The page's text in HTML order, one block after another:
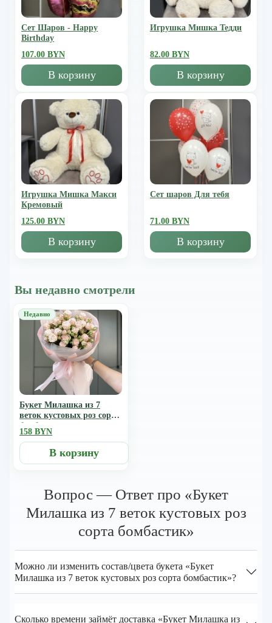
Сет Шаров - Happy
Birthday
107.00 BYN
В корзину
Игрушка Мишка Тедди
82.00 BYN
В корзину
Игрушка Мишка Mакси
Кремовый
125.00 BYN
В корзину
Сет шаров Для тебя
71.00 BYN
В корзину
Вы недавно смотрели
Букет Милашка из 7
веток кустовых роз сорта
бомбастик
158 BYN
В корзину
Вопрос — Ответ про «Букет
Милашка из 7 веток кустовых роз
сорта бомбастик»
Можно ли изменить состав/цвета букета «Букет
Милашка из 7 веток кустовых роз сорта бомбастик»?
Сколько времени займёт доставка «Букет Милашка из